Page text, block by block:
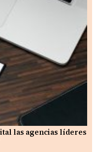
las agencias líderes